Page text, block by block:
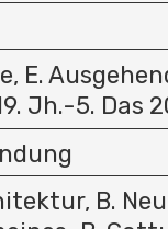
E.
Jh.-5. Das
B.